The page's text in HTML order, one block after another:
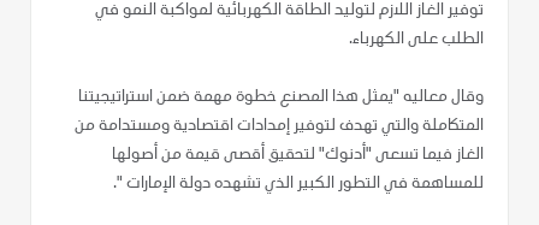
توفير الغاز اللازم لتوليد الطاقة الكهربائية لمواكبة النمو في
الطلب على الكهرباء.
وقال معاليه "يمثل هذا المصنع خطوة مهمة ضمن استراتيجيتنا
المتكاملة والتي تهدف لتوفير إمدادات اقتصادية ومستدامة من
الغاز فيما تسعى "أدنوك" لتحقيق أقصى قيمة من أصولها
للمساهمة في التطور الكبير الذي تشهده دولة الإمارات ".